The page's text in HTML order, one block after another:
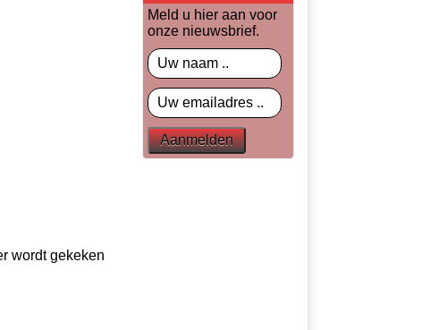
wordt gekeken
Meld u hier aan voor
onze nieuwsbrief.